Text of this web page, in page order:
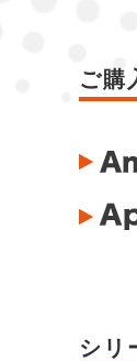
ご購
シリ